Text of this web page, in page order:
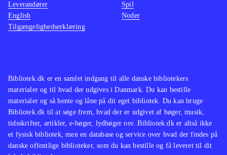
Bibliotek.dk er en samlet indgang til alle danske bibliotekers
materialer og til hvad der udgives i Danmark. Du kan bestille
materialer og så hente og låne på dit eget bibliotek. Du kan bruge
Bibliotek.dk til at søge frem, hvad der er udgivet af bøger, musik,
tidsskrifter, artikler, e-bøger, lydbøger osv. Bibliotek.dk er altså ikke
et fysisk bibliotek, men en database og service over hvad der findes på
danske offentlige biblioteker, som du kan bestille og få leveret til dit
Leverandører
English
Tilgængelighedserklæring
Spil
Noder